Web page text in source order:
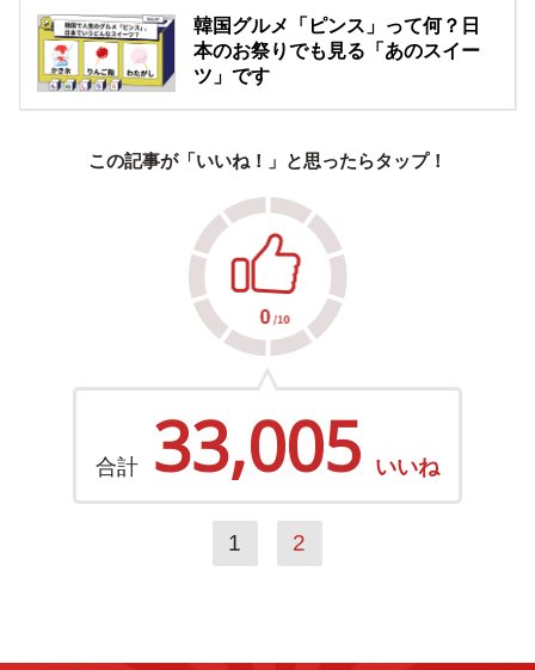
韓国グルメ「ピンス」って何？日
本のお祭りでも見る「あのスイー
ツ」です
この記事が「いいね！」と思ったらタップ！
合計 33,005 いいね
1 2